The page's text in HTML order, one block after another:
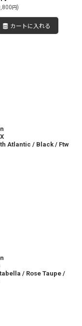
円)
カートに入れる
Atlantic / Black / Ftw
/ Rose Taupe /